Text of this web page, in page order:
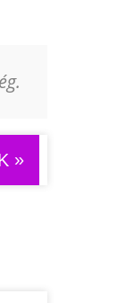
»